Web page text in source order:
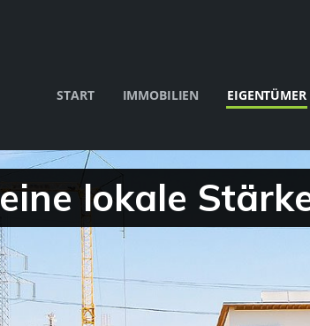
START IMMOBILIEN EIGENTÜMER
lokale